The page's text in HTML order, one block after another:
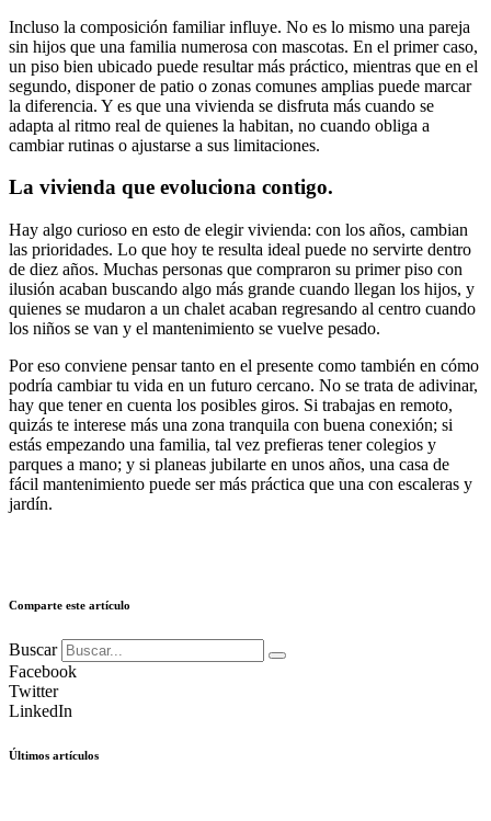
Incluso la composición familiar influye. No es lo mismo una pareja
sin hijos que una familia numerosa con mascotas. En el primer caso,
un piso bien ubicado puede resultar más práctico, mientras que en el
segundo, disponer de patio o zonas comunes amplias puede marcar
la diferencia. Y es que una vivienda se disfruta más cuando se
adapta al ritmo real de quienes la habitan, no cuando obliga a
cambiar rutinas o ajustarse a sus limitaciones.
La vivienda que evoluciona contigo.
Hay algo curioso en esto de elegir vivienda: con los años, cambian
las prioridades. Lo que hoy te resulta ideal puede no servirte dentro
de diez años. Muchas personas que compraron su primer piso con
ilusión acaban buscando algo más grande cuando llegan los hijos, y
quienes se mudaron a un chalet acaban regresando al centro cuando
los niños se van y el mantenimiento se vuelve pesado.
Por eso conviene pensar tanto en el presente como también en cómo
podría cambiar tu vida en un futuro cercano. No se trata de adivinar,
hay que tener en cuenta los posibles giros. Si trabajas en remoto,
quizás te interese más una zona tranquila con buena conexión; si
estás empezando una familia, tal vez prefieras tener colegios y
parques a mano; y si planeas jubilarte en unos años, una casa de
fácil mantenimiento puede ser más práctica que una con escaleras y
jardín.
Comparte este artículo
Buscar
Facebook
Twitter
LinkedIn
Últimos artículos